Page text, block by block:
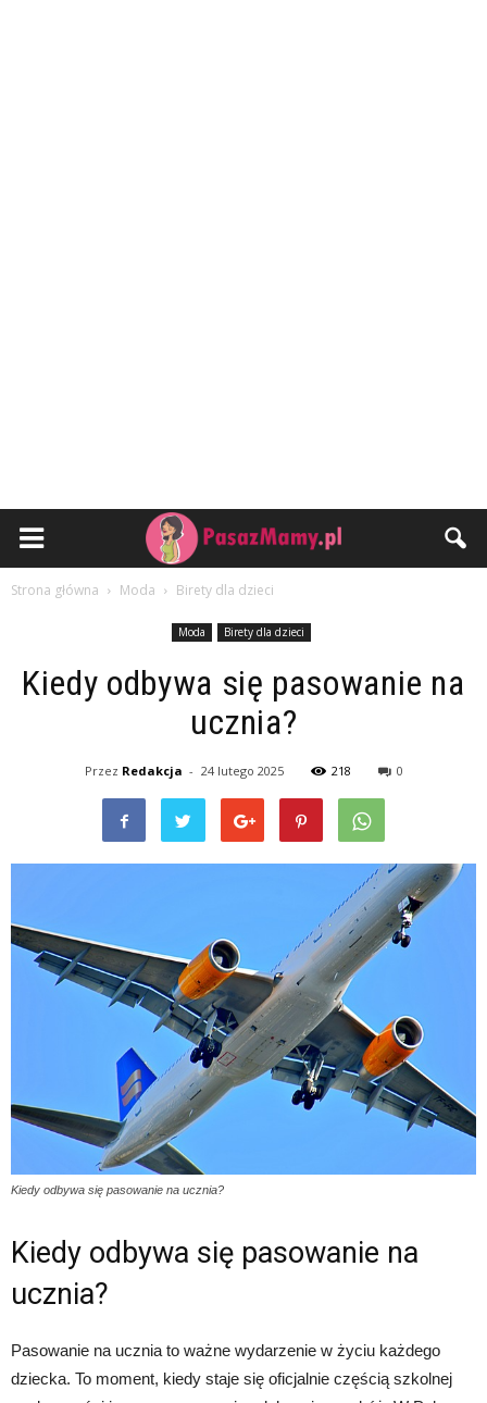
Strona główna Moda Birety dla dzieci
Moda Birety dla dzieci
Kiedy odbywa się pasowanie na
ucznia?
Przez Redakcja - 24 lutego 2025 218 0
Kiedy odbywa się pasowanie na ucznia?
Kiedy odbywa się pasowanie na
ucznia?
Pasowanie na ucznia to ważne wydarzenie w życiu każdego
dziecka. To moment, kiedy staje się oficjalnie częścią szkolnej